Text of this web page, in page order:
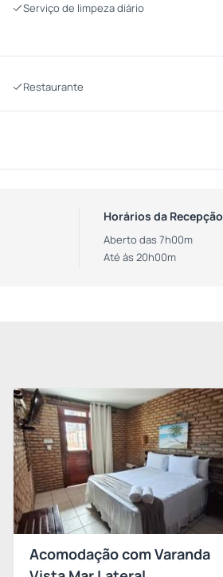
Serviço de limpeza diário
Restaurante
Horários da Recepção
Aberto das 7h00m
Até às 20h00m
Acomodação com Varanda